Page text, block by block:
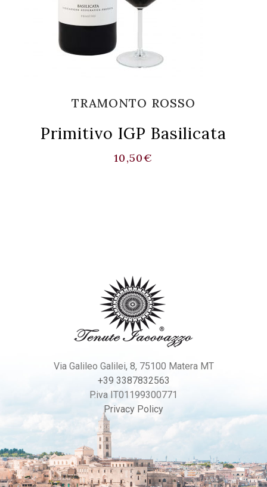
TRAMONTO ROSSO
Primitivo IGP Basilicata
10,50€
Via Galileo Galilei, 8, 75100 Matera MT
+39 3387832563
P.iva IT01199300771
Privacy Policy